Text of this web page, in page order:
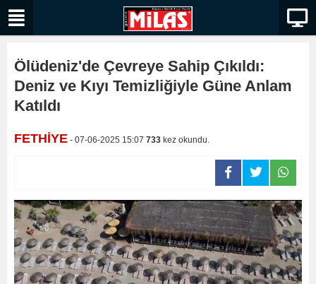
Ölüdeniz'de Çevreye Sahip Çıkıldı:
Deniz ve Kıyı Temizliğiyle Güne Anlam
Katıldı
FETHİYE - 07-06-2025 15:07 733 kez okundu.